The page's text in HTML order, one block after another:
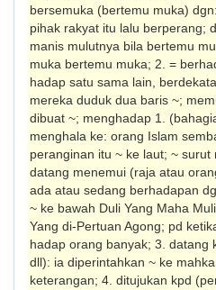
bersemuka (bertemu muka)
pihak rakyat itu lalu berperang;
manis mulutnya bila bertemu
muka bertemu muka; 2. =
hadap satu sama lain,
mereka duduk dua baris ~;
dibuat ~; menghadap 1.
menghala ke: orang Islam
peranginan itu ~ ke laut; ~ surut
datang menemui (raja atau
ada atau sedang berhadapan
~ ke bawah Duli Yang Maha
Yang di-Pertuan Agong; pd
hadap orang banyak; 3. datang
dll): ia diperintahkan ~ ke
keterangan; 4. ditujukan kpd